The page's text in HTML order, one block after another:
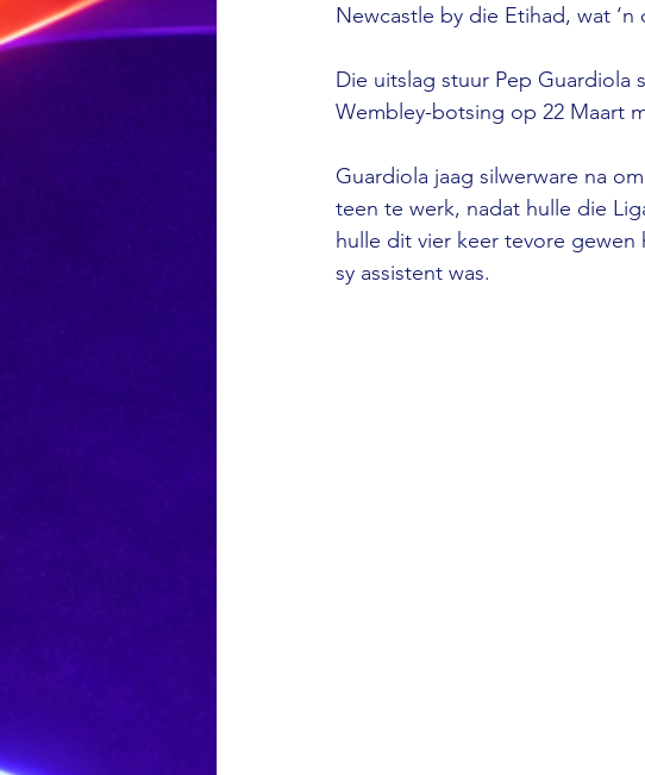
Newcastle by die Etihad, wat
Die uitslag stuur Pep Guardiola
Wembley-botsing op 22 Maart
Guardiola jaag silwerware na
teen te werk, nadat hulle die
hulle dit vier keer tevore
sy assistent was.